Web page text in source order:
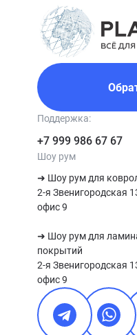
Поддержка:
+7 999 986 67 67
Шоу рум
➜ Шоу рум для
2-я Звенигородская
офис 9
➜ Шоу рум для
покрытий
2-я Звенигородская
офис 9